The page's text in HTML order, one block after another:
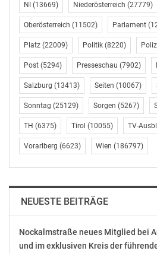
Verfassungs- und
Europaministerin
Karoline Edtstadler
(ÖVP) im Ö1-„Journal zu
Gast“ am 7.10.
Oktober 6, 2023
In "Medien"
NI (13669) Niederösterreich (27779)
Oberösterreich (11502) Parlament
Platz (22009) Politik (8220)
Post (5294) Presseschau (7902)
Salzburg (13413) Seiten (10067)
Sonntag (25129) Sorgen (5267)
TH (6375) Tirol (10055) TV-
Vorarlberg (6623) Wien (186797)
NEUESTE BEITRÄGE
Nockalmstraße neues Mitglied bei
und im exklusiven Kreis der